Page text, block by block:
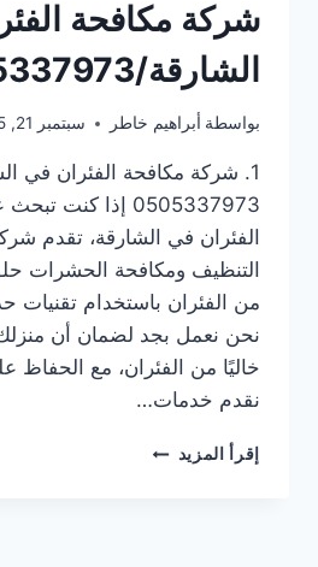
شركة مكافحة
الشارقة/0505337973
بواسطة أبراهيم خاطر سبتمبر 21, 2025
1. شركة مكافحة الفئران في
0505337973 إذا
الفئران في الشارقة، تقدم
التنظيف ومكافحة الحشرات
من الفئران باستخدام تقنيات
نحن نعمل بجد لضمان أن
خاليًا من الفئران، مع الحفاظ
نقدم خدمات…
إقرأ المزيد شركة